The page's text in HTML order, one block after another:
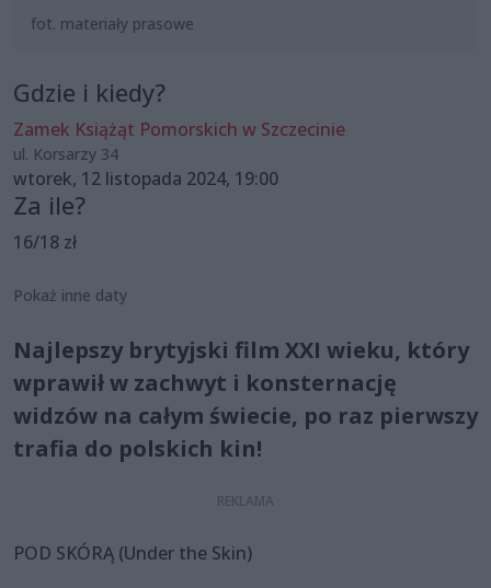
fot. materiały prasowe
Gdzie i kiedy?
Zamek Książąt Pomorskich w Szczecinie
ul. Korsarzy 34
wtorek, 12 listopada 2024, 19:00
Za ile?
16/18 zł
Pokaż inne daty
Najlepszy brytyjski film XXI wieku, który
wprawił w zachwyt i konsternację
widzów na całym świecie, po raz pierwszy
trafia do polskich kin!
POD SKÓRĄ (Under the Skin)